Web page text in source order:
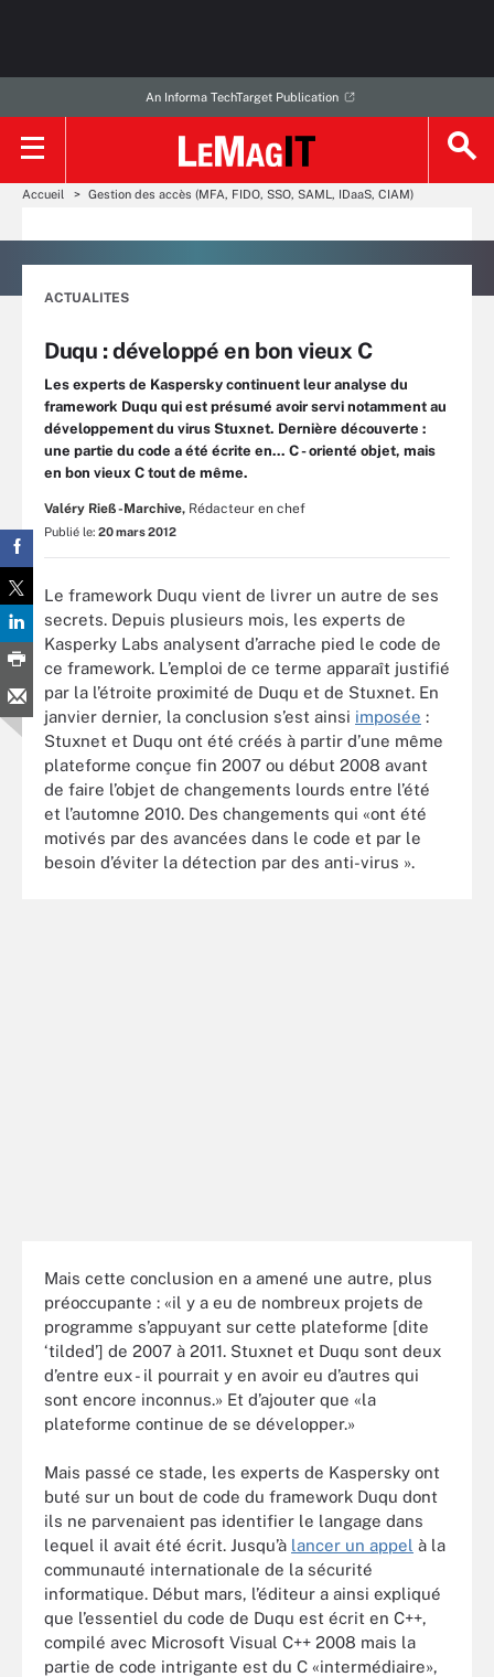
An Informa TechTarget Publication
Accueil Gestion des accès (MFA, FIDO, SSO, SAML, IDaaS, CIAM)
ACTUALITES
Duqu : développé en bon vieux C
Les experts de Kaspersky continuent leur analyse du
framework Duqu qui est présumé avoir servi notamment au
développement du virus Stuxnet. Dernière découverte :
une partie du code a été écrite en... C - orienté objet, mais
en bon vieux C tout de même.
Valéry Rieß-Marchive, Rédacteur en chef
Publié le: 20 mars 2012
Le framework Duqu vient de livrer un autre de ses
secrets. Depuis plusieurs mois, les experts de
Kasperky Labs analysent d’arrache pied le code de
ce framework. L’emploi de ce terme apparaît justifié
par la l’étroite proximité de Duqu et de Stuxnet. En
janvier dernier, la conclusion s’est ainsi imposée :
Stuxnet et Duqu ont été créés à partir d’une même
plateforme conçue fin 2007 ou début 2008 avant
de faire l’objet de changements lourds entre l’été
et l’automne 2010. Des changements qui «ont été
motivés par des avancées dans le code et par le
besoin d’éviter la détection par des anti-virus ».
Mais cette conclusion en a amené une autre, plus
préoccupante : «il y a eu de nombreux projets de
programme s’appuyant sur cette plateforme [dite
‘tilded’] de 2007 à 2011. Stuxnet et Duqu sont deux
d’entre eux - il pourrait y en avoir eu d’autres qui
sont encore inconnus.» Et d’ajouter que «la
plateforme continue de se développer.»
Mais passé ce stade, les experts de Kaspersky ont
buté sur un bout de code du framework Duqu dont
ils ne parvenaient pas identifier le langage dans
lequel il avait été écrit. Jusqu’à lancer un appel à la
communauté internationale de la sécurité
informatique. Début mars, l’éditeur a ainsi expliqué
que l’essentiel du code de Duqu est écrit en C++,
compilé avec Microsoft Visual C++ 2008 mais la
partie de code intrigante est du C «intermédiaire»,